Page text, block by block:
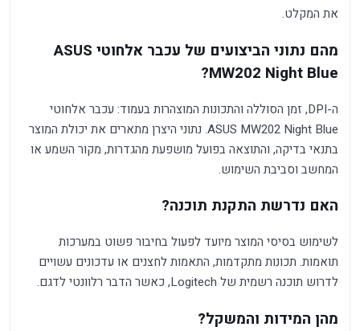
את המקלט.
מהם נתוני הביצועים של עכבר אלחוטי ASUS
MW202 Night Blue?
ה-DPI, זמן הסוללה והתכונות המוצהרות בעמוד: עכבר אלחוטי
ASUS MW202 Night Blue. נתוני היצרן מתארים את יכולת המוצר
בתנאי בדיקה, והתוצאה בפועל מושפעת מהגדרות, מקור השמע או
המחשב וסביבת השימוש.
האם נדרשת התקנת תוכנה?
לשימוש בסיסי המוצר מיועד לפעול בחיבור פשוט במערכות
תואמות. תכונות מתקדמות, התאמות לחצנים או עדכונים עשויים
לדרוש תוכנה רשמית של Logitech, כאשר הדבר רלוונטי לדגם.
מהן המידות והמשקל?